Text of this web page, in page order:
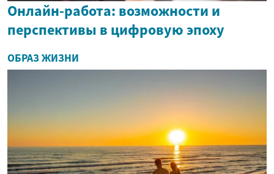
Онлайн-работа: возможности и
перспективы в цифровую эпоху
ОБРАЗ ЖИЗНИ